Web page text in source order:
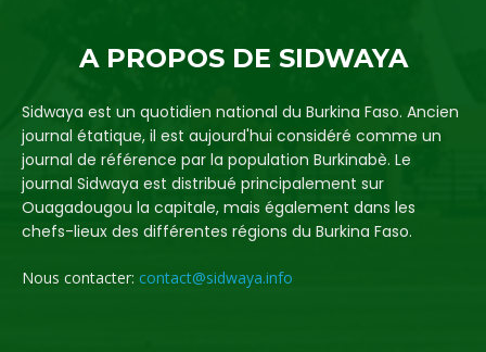
A PROPOS DE SIDWAYA
Sidwaya est un quotidien national du Burkina Faso. Ancien
journal étatique, il est aujourd'hui considéré comme un
journal de référence par la population Burkinabè. Le
journal Sidwaya est distribué principalement sur
Ouagadougou la capitale, mais également dans les
chefs-lieux des différentes régions du Burkina Faso.
Nous contacter: contact@sidwaya.info